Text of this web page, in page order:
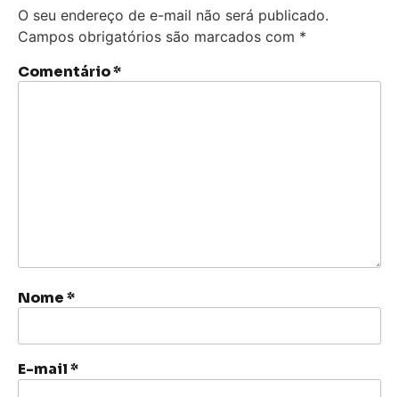
O seu endereço de e-mail não será publicado.
Campos obrigatórios são marcados com *
Comentário*
Nome*
E-mail*